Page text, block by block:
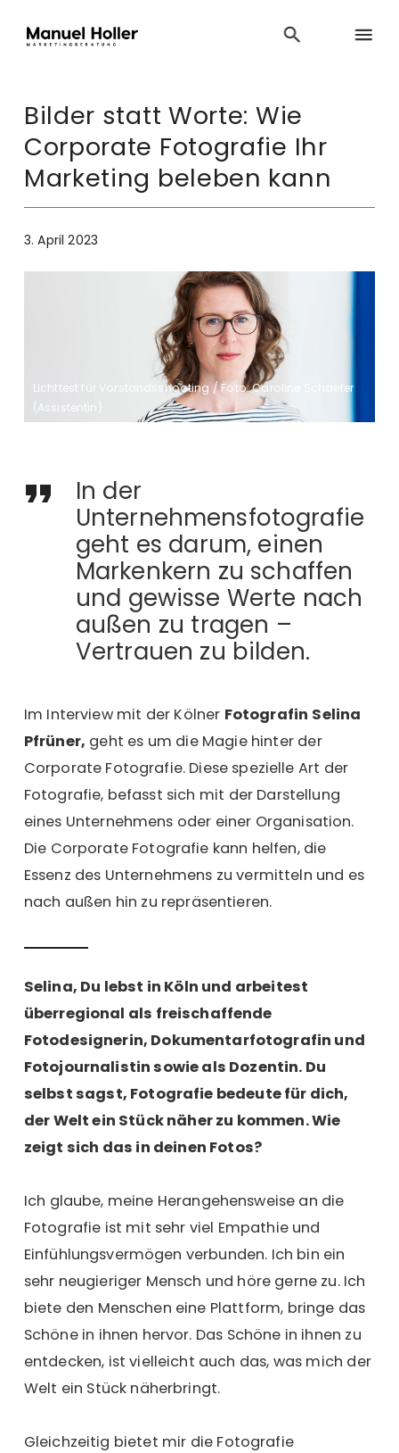
Bilder statt Worte: Wie
Corporate Fotografie Ihr
Marketing beleben kann
3. April 2023
Lichttest für Vorstandsshooting / Foto: Caroline Schaefer
(Assistentin)
In der
Unternehmensfotografie
geht es darum, einen
Markenkern zu schaffen
und gewisse Werte nach
außen zu tragen –
Vertrauen zu bilden.
Im Interview mit der Kölner Fotografin Selina
Pfrüner, geht es um die Magie hinter der
Corporate Fotografie. Diese spezielle Art der
Fotografie, befasst sich mit der Darstellung
eines Unternehmens oder einer Organisation.
Die Corporate Fotografie kann helfen, die
Essenz des Unternehmens zu vermitteln und es
nach außen hin zu repräsentieren.
Selina, Du lebst in Köln und arbeitest
überregional als freischaffende
Fotodesignerin, Dokumentarfotografin und
Fotojournalistin sowie als Dozentin. Du
selbst sagst, Fotografie bedeute für dich,
der Welt ein Stück näher zu kommen. Wie
zeigt sich das in deinen Fotos?
Ich glaube, meine Herangehensweise an die
Fotografie ist mit sehr viel Empathie und
Einfühlungsvermögen verbunden. Ich bin ein
sehr neugieriger Mensch und höre gerne zu. Ich
biete den Menschen eine Plattform, bringe das
Schöne in ihnen hervor. Das Schöne in ihnen zu
entdecken, ist vielleicht auch das, was mich der
Welt ein Stück näherbringt.
Gleichzeitig bietet mir die Fotografie